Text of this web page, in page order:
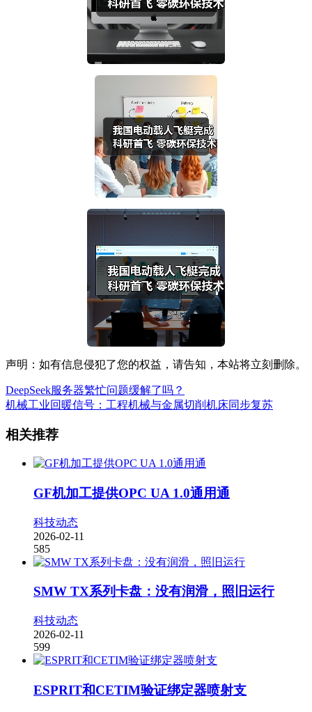
声明：如有信息侵犯了您的权益，请告知，本站将立刻删除。
DeepSeek服务器繁忙问题缓解了吗？
机械工业回暖信号：工程机械与金属切削机床同步复苏
相关推荐
GF机加工提供OPC UA 1.0通用通
科技动态
2026-02-11
585
SMW TX系列卡盘：没有润滑，照旧运行
科技动态
2026-02-11
599
ESPRIT和CETIM验证绑定器喷射支